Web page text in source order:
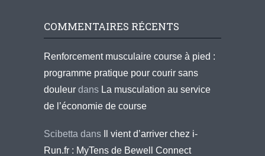
COMMENTAIRES RÉCENTS
Renforcement musculaire course à pied :
programme pratique pour courir sans
douleur dans La musculation au service
de l’économie de course
Scibetta dans
Il vient d’arriver chez i-
Run.fr : MyTens de Bewell Connect